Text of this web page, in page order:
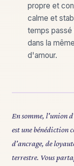
propre et
calme et
temps
dans la
d'amour.
En somme, l'union
est une bénédiction
d'ancrage, de
terrestre. Vous